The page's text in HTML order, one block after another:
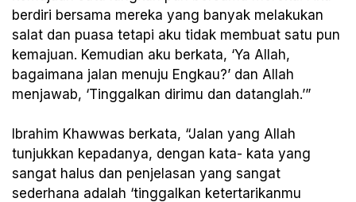
berdiri bersama mereka yang banyak melakukan
salat dan puasa tetapi aku tidak membuat satu pun
kemajuan. Kemudian aku berkata, ‘Ya Allah,
bagaimana jalan menuju Engkau?’ dan Allah
menjawab, ‘Tinggalkan dirimu dan datanglah.’”
Ibrahim Khawwas berkata, “Jalan yang Allah
tunjukkan kepadanya, dengan kata- kata yang
sangat halus dan penjelasan yang sangat
sederhana adalah ‘tinggalkan ketertarikanmu